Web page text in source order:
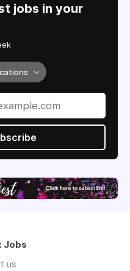
jobs in your
Jobs
us